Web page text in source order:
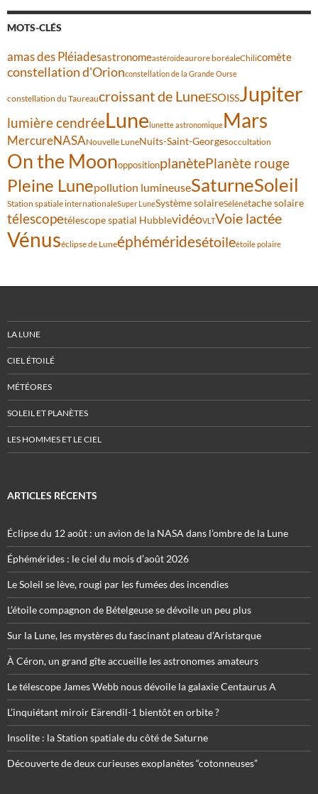
MOTS-CLÉS
amas des Pléiadesastronomeastéroïdeaurore boréaleChilicomète
constellation d'Orionconstellation de la Grande Ourse
constellation du Taureaucroissant de LuneESOISSJupiter
lumière cendréeLune lunette astronomiqueMars
MercureNASANouvelle LuneNuits-Saint-Georgesoccultation
On the MoonoppositionplanètePlanète rouge
Pleine Lunepollution lumineuseSaturneSoleil
Station spatiale internationaleSuper LuneSystème solaireSélénétache solaire
télescopetélescope spatial HubblevidéoVLTVoie lactée
Vénuséclipse de Luneéphéméridesétoileétoile polaire
LA LUNE
CIEL ÉTOILÉ
MÉTÉORES
SOLEIL ET PLANÈTES
LES HOMMES ET LE CIEL
ARTICLES RÉCENTS
Éclipse du 12 août : un avion de la NASA dans l’ombre de la Lune
Éphémérides : le ciel du mois d’août 2026
Le Soleil se lève, rougi par les fumées des incendies
L’étoile compagnon de Bételgeuse se dévoile un peu plus
Sur la Lune, les mystères du fascinant plateau d’Aristarque
À Céron, un grand gîte accueille les astronomes amateurs
Le télescope James Webb nous dévoile la galaxie Centaurus A
L’inquiétant miroir Eärendil-1 bientôt en orbite ?
Insolite : la Station spatiale du côté de Saturne
Découverte de deux curieuses exoplanètes “cotonneuses”